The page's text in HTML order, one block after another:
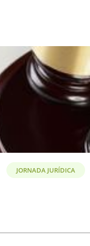
JORNADA JURÍDICA